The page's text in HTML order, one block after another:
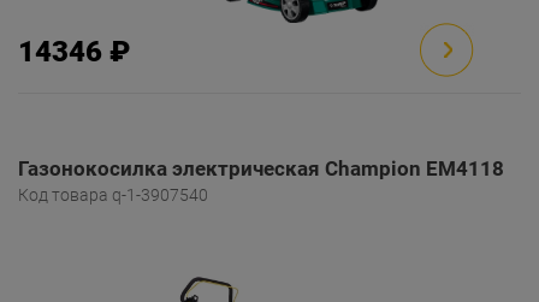
14346 ₽
Газонокосилка электрическая Champion EM4118
Код товара q-1-3907540